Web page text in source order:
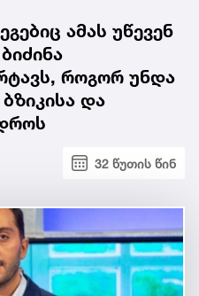
ამას უწევენ
როგორ უნდა
და
32 წუთის წინ